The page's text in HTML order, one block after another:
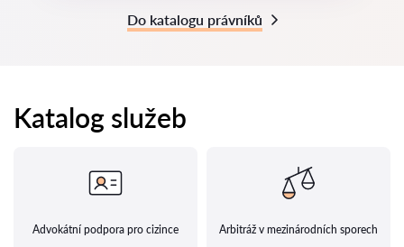
Do katalogu právníků
Katalog služeb
Advokátní podpora pro cizince Arbitráž v mezinárodních sporech